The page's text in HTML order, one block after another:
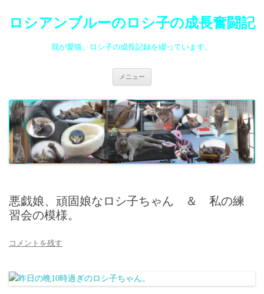
ロシアンブルーのロシ子の成長奮闘記
我が愛猫、ロシ子の成長記録を綴っています。
メニュー
ツ
へ
ス
キ
ッ
プ
悪戯娘、頑固娘なロシ子ちゃん ＆ 私の練
習会の模様。
コメントを残す